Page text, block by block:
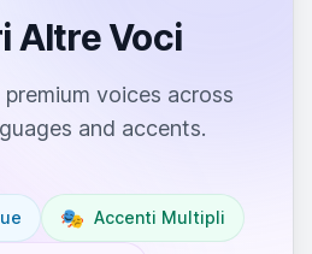
Altre Voci
voices across
and accents.
🎭 Accenti Multipli